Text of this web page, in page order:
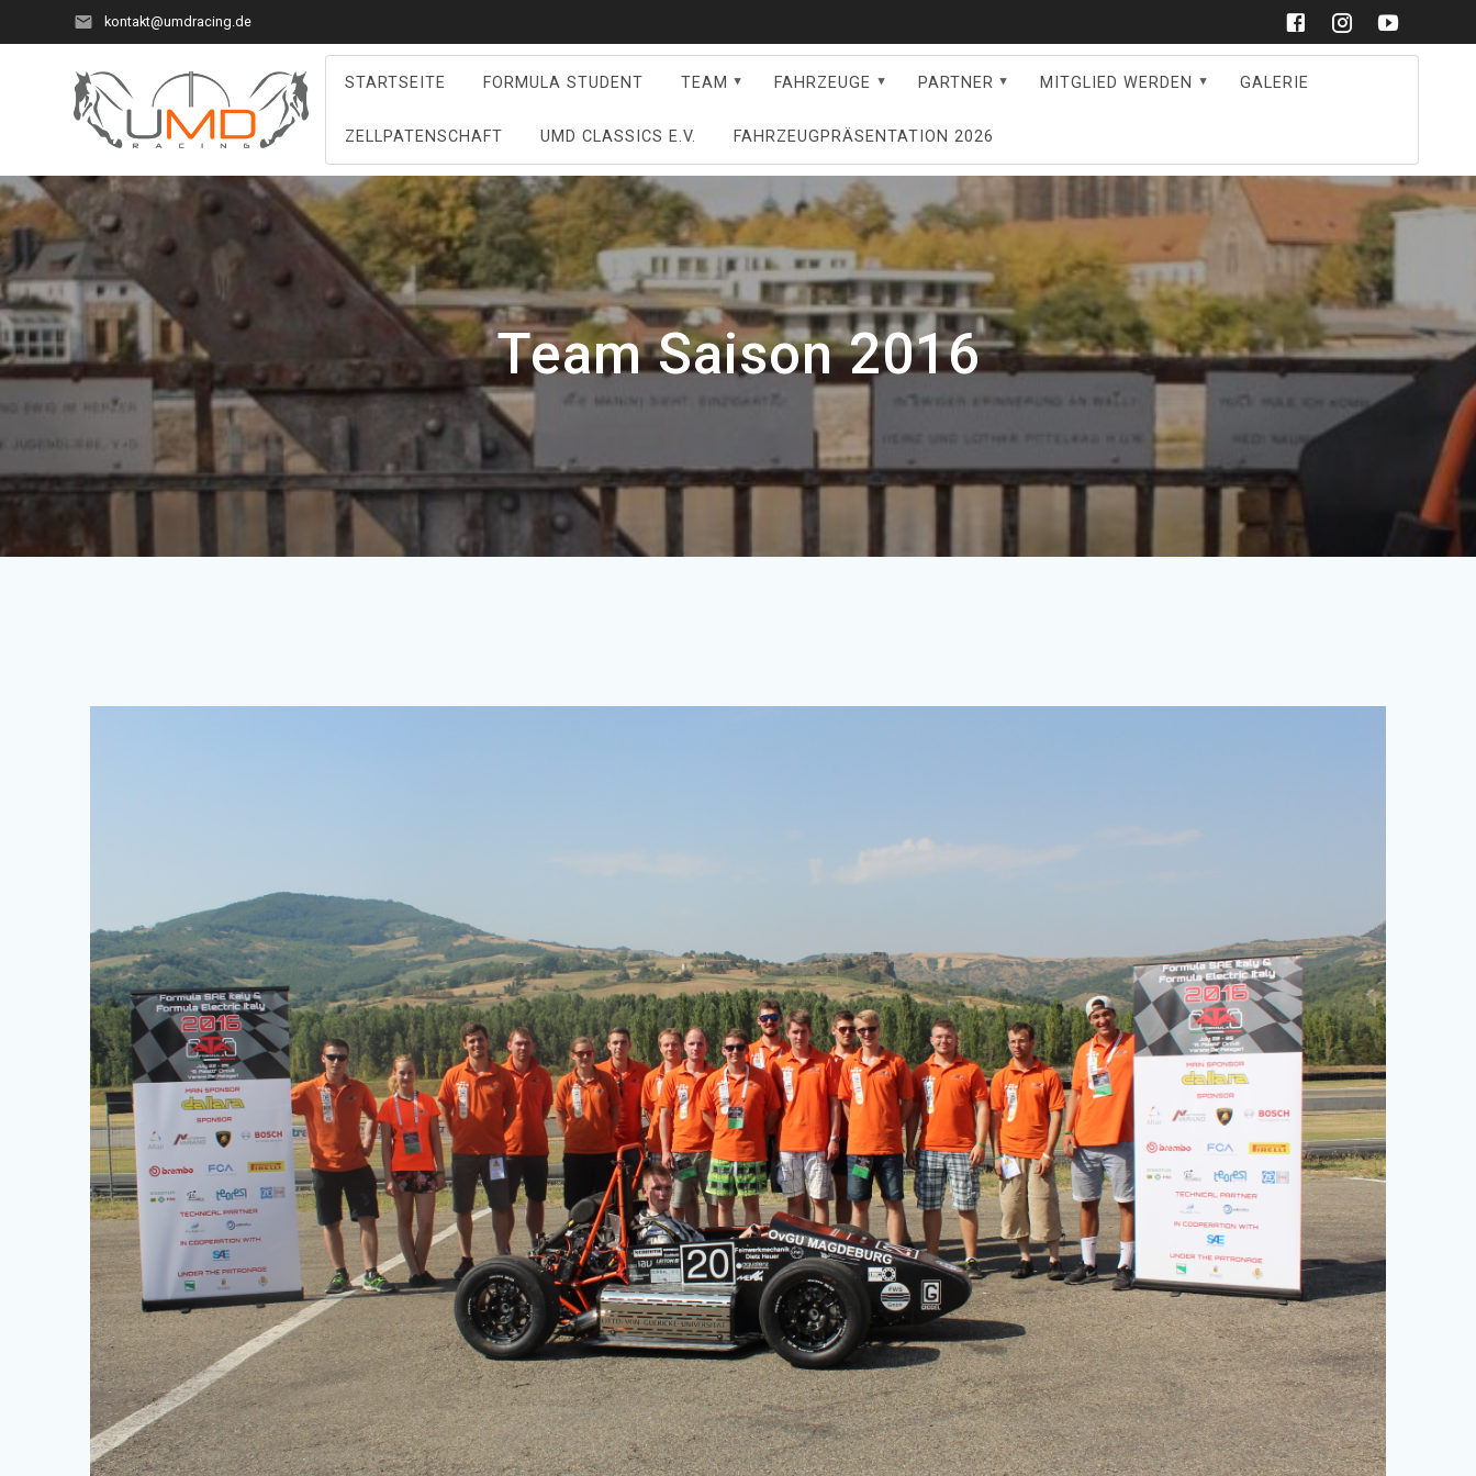
kontakt@umdracing.de
STARTSEITE FORMULA STUDENT TEAM FAHRZEUGE PARTNER MITGLIED WERDEN GALERIE
ZELLPATENSCHAFT UMD CLASSICS E.V. FAHRZEUGPRÄSENTATION 2026
Team Saison 2016